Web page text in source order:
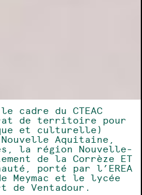
cadre du CTEAC
de territoire pour
et culturelle)
Aquitaine,
la région Nouvelle-
de la Corrèze ET
porté par l’EREA
Meymac et le lycée
de Ventadour.